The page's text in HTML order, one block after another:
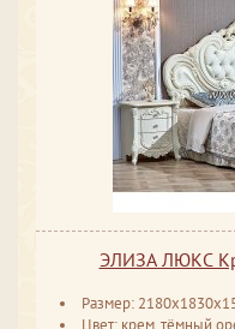
ЭЛИЗА ЛЮКС
Размер: